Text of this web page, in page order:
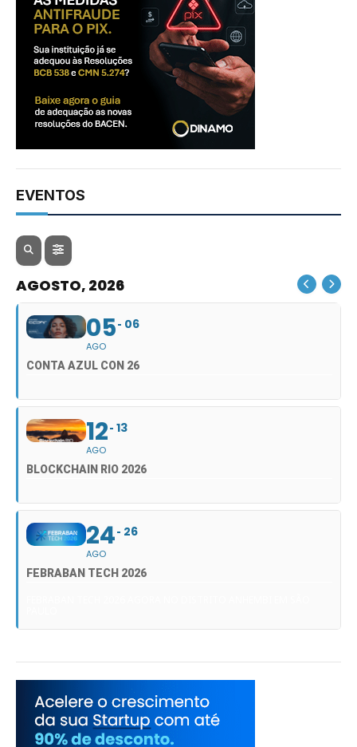
EVENTOS
AGOSTO, 2026
05
AGO
06
CONTA AZUL CON 26
12
AGO
13
BLOCKCHAIN RIO 2026
24
AGO
26
FEBRABAN TECH 2026